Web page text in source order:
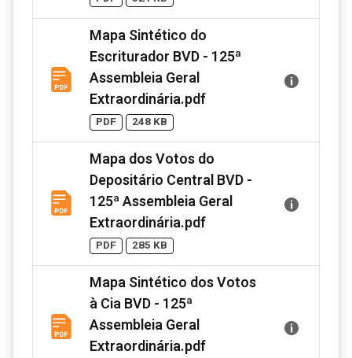
Mapa Sintético do
Escriturador BVD - 125ª
Assembleia Geral
Extraordinária.pdf
PDF 248 KB
Mapa dos Votos do
Depositário Central BVD -
125ª Assembleia Geral
Extraordinária.pdf
PDF 285 KB
Mapa Sintético dos Votos
à Cia BVD - 125ª
Assembleia Geral
Extraordinária.pdf